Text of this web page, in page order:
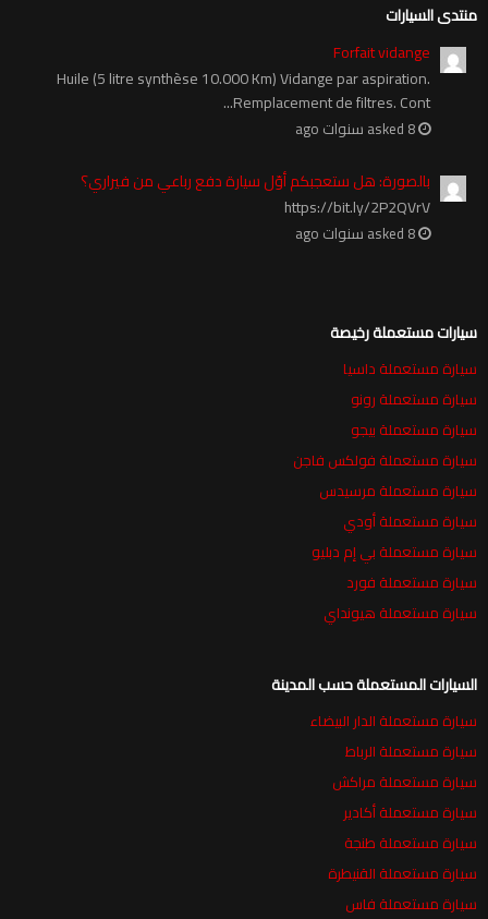
منتدى السيارات
Forfait vidange
Huile (5 litre synthèse 10.000 Km) Vidange par aspiration.
Remplacement de filtres. Cont...
بالصورة: هل ستعجبكم أوّل سيارة دفع رباعي من فيراري؟
https://bit.ly/2P2QVrV
سيارات مستعملة رخيصة
سيارة مستعملة داسيا
سيارة مستعملة رونو
سيارة مستعملة بيجو
سيارة مستعملة فولكس فاجن
سيارة مستعملة مرسيدس
سيارة مستعملة أودي
سيارة مستعملة بي إم دبليو
سيارة مستعملة فورد
سيارة مستعملة هيونداي
السيارات المستعملة حسب المدينة
سيارة مستعملة الدار البيضاء
سيارة مستعملة الرباط
سيارة مستعملة مراكش
سيارة مستعملة أكادير
سيارة مستعملة طنجة
سيارة مستعملة القنيطرة
سيارة مستعملة فاس